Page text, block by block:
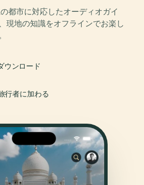
都市に対応したオーディオガイ
現地の知識をオフラインでお楽し
ウンロード
行者に加わる